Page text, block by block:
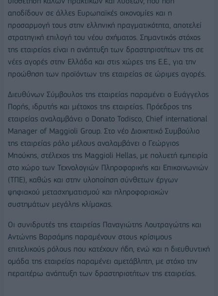
αποδίδουν σε άλλες Ευρωπαϊκές οικονομίες και η
προσαρμογή τους στην ελληνική πραγματικότητα, αποτελεί
στρατηγική επιλογή του νέου σχήματος. Σημαντικός στόχος
της εταιρείας είναι η ανάπτυξη των δραστηριοτήτων της σε
νέες αγορές στην Ελλάδα και στις χώρες της Ε.Ε., για την
προώθηση των προϊόντων της εταιρείας σε ώριμες αγορές.
Διευθύνων Σύμβουλος της εταιρείας παραμένει ο Ευάγγελος
Πορής, ιδρυτής και μέτοχος της εταιρείας. Πρόεδρος της
εταιρείας αναλαμβάνει ο Donato Todisco, Chief international
Manager of Maggioli Group. Στο νέο Διοικητικό Συμβούλιο
της εταιρείας ρόλο μέλους αναλαμβάνει ο Γεώργιος
Μπούκης, στέλεχος της Maggioli Hellas, με πολυετή εμπειρία
στο χώρο των Τεχνολογιών Πληροφορικής και Επικοινωνιών
(ΤΠΕ), καθώς και στην υλοποίηση σύνθετων έργων
ψηφιακού μετασχηματισμού και πληροφοριακών
συστημάτων μεγάλης κλίμακας.
Οι συνιδρυτές της εταιρείας Παναγιώτης Λουτραγώτης και
Αντώνης Βαρσάμης παραμένουν στους κρίσιμους
επιτελικούς ρόλους που κατέχουν ήδη, ενώ και η διευθυντική
ομάδα της εταιρείας παραμένει αμετάβλητη, με στόχο την
περαιτέρω ανάπτυξη των δραστηριοτήτων της εταιρείας.